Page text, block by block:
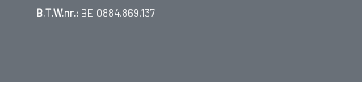
B.T.W.nr.:BE 0884.869.137